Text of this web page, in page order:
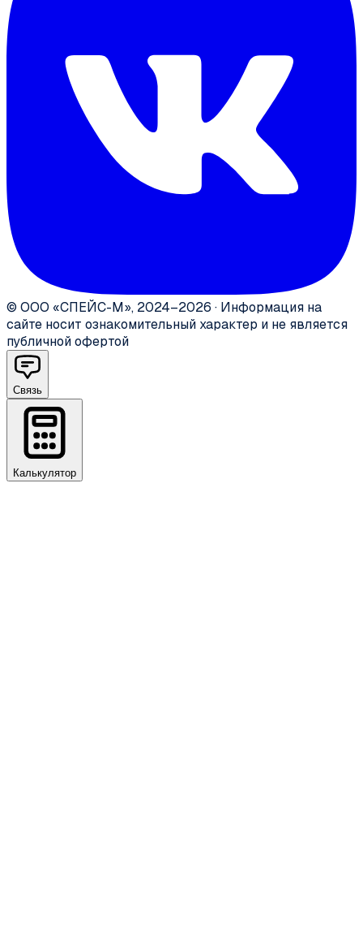
© ООО «СПЕЙС-М», 2024–2026 · Информация на
сайте носит ознакомительный характер и не является
публичной офертой
Связь
Калькулятор